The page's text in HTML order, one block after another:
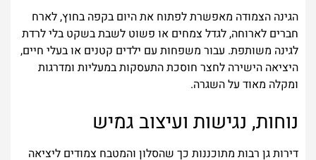
הגינה הצמודה מאפשרת לפתוח את היום בקפה בחוץ, לארח
חברים לארוחה, לגדל צמחים או פשוט לשבת בשקט בלי לרדת
לגינה משותפת. עבור משפחות עם ילדים קטנים או בעלי חיים,
היציאה הישירה לחצר חוסכת התעסקות במעליות ומדרגות
ומקלה מאוד על השגרה.
נוחות, נגישות ועיצוב גמיש
דירות גן רבות מתוכננות כך שהסלון והמטבח צמודים ליציאה